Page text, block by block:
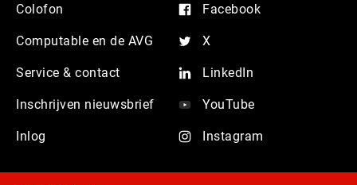
Colofon
Computable en de AVG
Service & contact
Inschrijven nieuwsbrief
Inlog
Facebook
X
LinkedIn
YouTube
Instagram